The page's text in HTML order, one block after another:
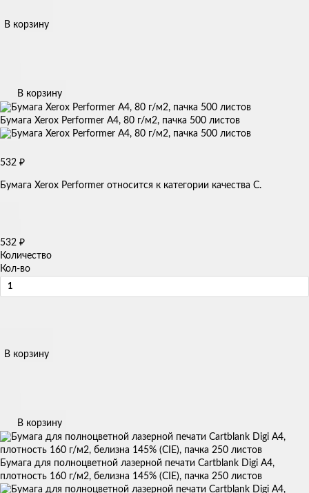
В корзину
В корзину
Бумага Xerox Performer A4, 80 г/м2, пачка 500 листов
532 ₽
Бумага Xerox Performer относится к категории качества C.
532 ₽
Количество
Кол-во
В корзину
В корзину
Бумага для полноцветной лазерной печати Cartblank Digi А4,
плотность 160 г/м2, белизна 145% (CIE), пачка 250 листов